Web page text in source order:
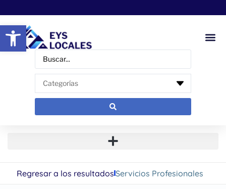
Abrir barra de herramientas
Regresar a los resultadosServicios Profesionales